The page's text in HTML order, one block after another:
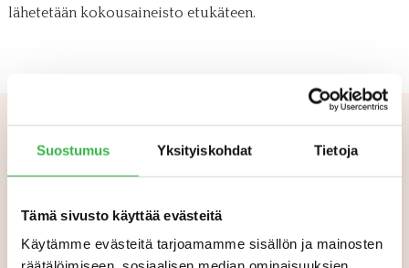
Suostumus Yksityiskohdat Tietoja
Tämä sivusto käyttää evästeitä
Käytämme evästeitä tarjoamamme sisällön ja mainosten
lähetetään kokousaineisto etukäteen.
Aiheeseen liittyvää